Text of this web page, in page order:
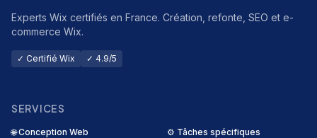
Experts Wix certifiés en France. Création, refonte, SEO et e-
commerce Wix.
✓ Certifié Wix ✓ 4.9/5
SERVICES
🌐 Conception Web
⚙️ Tâches spécifiques